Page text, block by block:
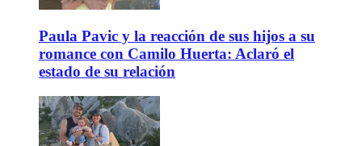
Paula Pavic y la reacción de sus hijos a su
romance con Camilo Huerta: Aclaró el
estado de su relación